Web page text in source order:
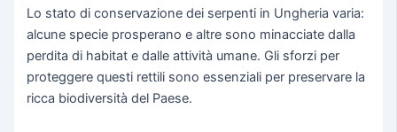
Lo stato di conservazione dei serpenti in Ungheria varia:
alcune specie prosperano e altre sono minacciate dalla
perdita di habitat e dalle attività umane. Gli sforzi per
proteggere questi rettili sono essenziali per preservare la
ricca biodiversità del Paese.